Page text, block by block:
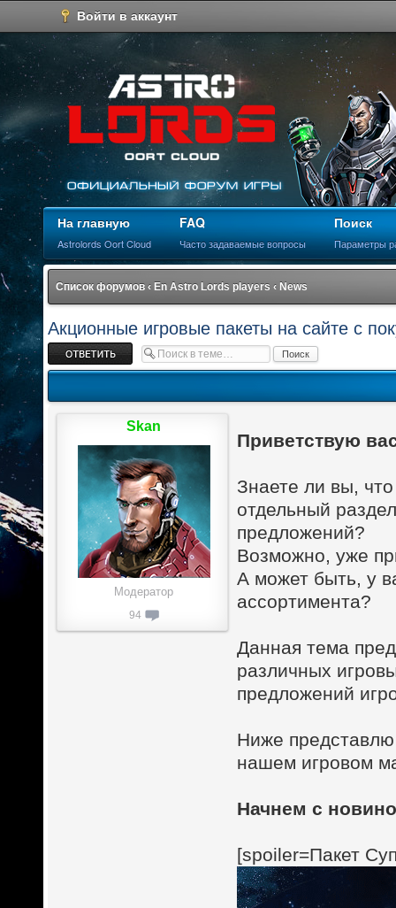
Войти в аккаунт
На главную
Astrolords Oort Cloud
FAQ
Часто задаваемые вопросы
Поиск
Параметры
Список форумов ‹ En Astro Lords players ‹ News
Акционные игровые пакеты на сайте с
Ответить
Приветствую
Знаете ли вы,
отдельный
предложений?
Возможно, уже
А может быть, у
ассортимента?
Данная тема
различных
предложений
Ниже
нашем игровом
Начнем с
[spoiler=Пакет
Skan
Модератор
94